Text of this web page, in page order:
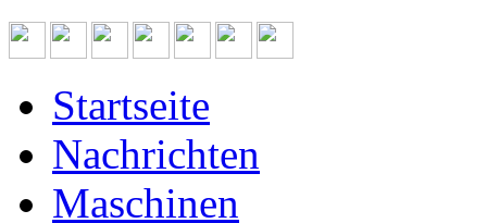
Startseite
Nachrichten
Maschinen